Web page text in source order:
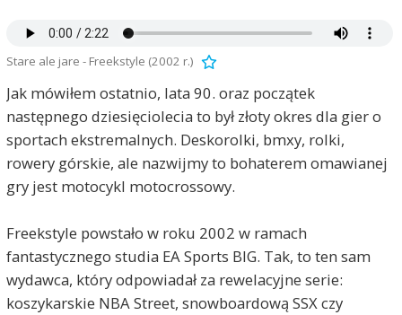
Stare ale jare - Freekstyle (2002 r.)
Jak mówiłem ostatnio, lata 90. oraz początek
następnego dziesięciolecia to był złoty okres dla gier o
sportach ekstremalnych. Deskorolki, bmxy, rolki,
rowery górskie, ale nazwijmy to bohaterem omawianej
gry jest motocykl motocrossowy.
Freekstyle powstało w roku 2002 w ramach
fantastycznego studia EA Sports BIG. Tak, to ten sam
wydawca, który odpowiadał za rewelacyjne serie:
koszykarskie NBA Street, snowboardową SSX czy